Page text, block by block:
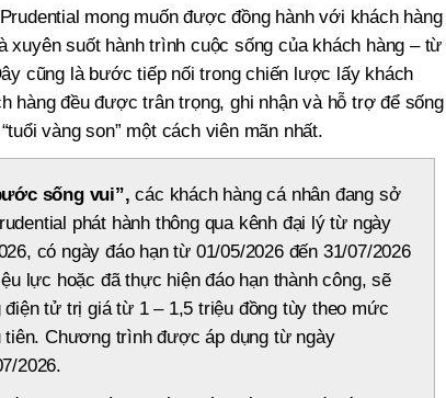
mong muốn được đồng hành với khách hàng
xuyên suốt hành trình cuộc sống của khách hàng – từ
cũng là bước tiếp nối trong chiến lược lấy khách
hàng đều được trân trọng, ghi nhận và hỗ trợ để sống
vàng son” một cách viên mãn nhất.
sống vui”, các khách hàng cá nhân đang sở
phát hành thông qua kênh đại lý từ ngày
có ngày đáo hạn từ 01/05/2026 đến 31/07/2026
lực hoặc đã thực hiện đáo hạn thành công, sẽ
tử trị giá từ 1 – 1,5 triệu đồng tùy theo mức
Chương trình được áp dụng từ ngày
2026.